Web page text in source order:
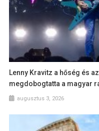
Lenny Kravitz a hőség és
megdobogtatta a magyar
augusztus 3, 2026